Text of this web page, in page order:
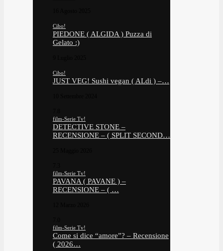
Cibo!
PIEDONE ( ALGIDA ) Puzza di
Gelato :)
Cibo!
JUST VEG! Sushi vegan ( ALdi ) –…
film-Serie Tv!
DETECTIVE STONE –
RECENSIONE – ( SPLIT SECOND…
film-Serie Tv!
PAVANA ( PAVANE ) –
RECENSIONE – ( …
film-Serie Tv!
Come si dice “amore”? – Recensione
( 2026…